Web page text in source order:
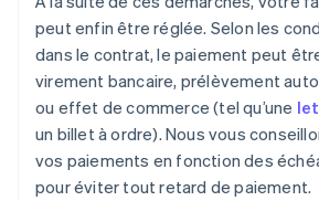
peut enfin être réglée. Selon les
dans le contrat, le paiement peut
virement bancaire, prélèvement
ou effet de commerce (tel qu’une
un billet à ordre). Nous vous
vos paiements en fonction des
pour éviter tout retard de paiement.